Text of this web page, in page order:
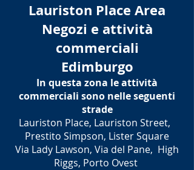
Lauriston Place Area
Negozi e attività
commerciali
Edimburgo
In questa zona le attività
commerciali sono nelle seguenti
strade
Lauriston Place, Lauriston Street,
Prestito Simpson, Lister Square
Via Lady Lawson, Via del Pane, High
Riggs, Porto Ovest